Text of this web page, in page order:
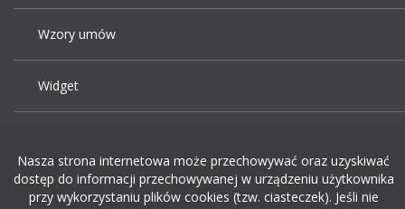
Wzory umów
Widget
Dodaj ogłoszenie o pracę
Nasza strona internetowa może przechowywać oraz uzyskiwać
dostęp do informacji przechowywanej w urządzeniu użytkownika
przy wykorzystaniu plików cookies (tzw. ciasteczek). Jeśli nie